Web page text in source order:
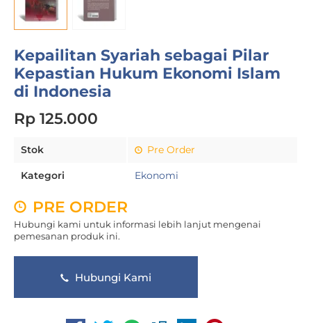
Kepailitan Syariah sebagai Pilar
Kepastian Hukum Ekonomi Islam
di Indonesia
Rp 125.000
Stok Pre Order
Kategori Ekonomi
PRE ORDER
Hubungi kami untuk informasi lebih lanjut mengenai
pemesanan produk ini.
Hubungi Kami